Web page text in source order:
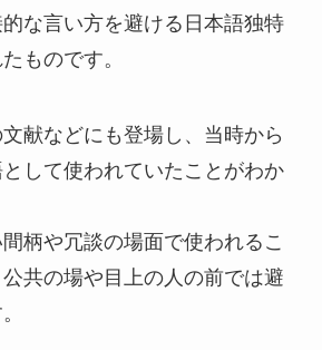
な言い方を避ける日本語独特
ものです。
献などにも登場し、当時から
して使われていたことがわか
柄や冗談の場面で使われるこ
共の場や目上の人の前では避